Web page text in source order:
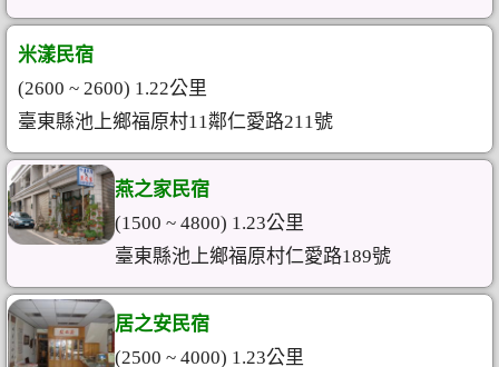
米漾民宿
(2600 ~ 2600) 1.22公里
臺東縣池上鄉福原村11鄰仁愛路211號
燕之家民宿
(1500 ~ 4800) 1.23公里
臺東縣池上鄉福原村仁愛路189號
居之安民宿
(2500 ~ 4000) 1.23公里